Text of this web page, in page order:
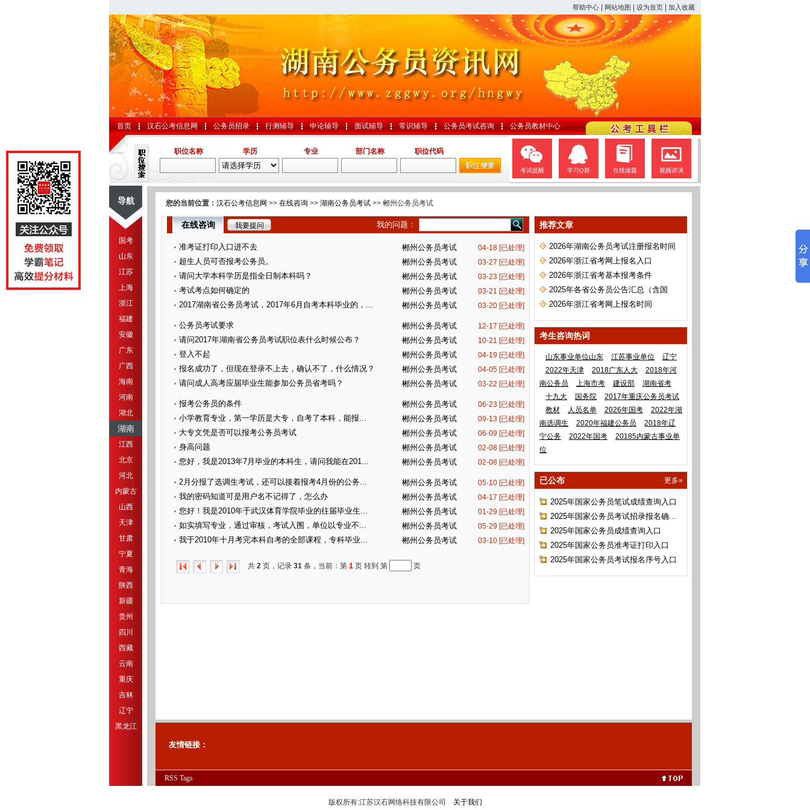
帮助中心 网站地图 设为首页 加入收藏
首页 汉石公考信息网 公务员招录 行测辅导 申论辅导 面试辅导 常识辅导 公务员考试咨询 公务员教材中心
职位名称 学历 专业 部门名称 职位代码
考试提醒 学习Q群 在线做题 视频讲演
导航
国考
山东
江苏
上海
浙江
福建
安徽
广东
广西
海南
河南
湖北
湖南
江西
北京
河北
内蒙古
山西
天津
甘肃
宁夏
青海
陕西
新疆
贵州
四川
西藏
云南
重庆
吉林
辽宁
黑龙江
您的当前位置： 汉石公考信息网 >> 在线咨询 >> 湖南公务员考试 >> 郴州公务员考试
在线咨询 我要提问 我的问题：
准考证打印入口进不去 郴州公务员考试 04-18 [已处理]
超生人员可否报考公务员。 郴州公务员考试 03-27 [已处理]
请问大学本科学历是指全日制本科吗？ 郴州公务员考试 03-23 [已处理]
考试考点如何确定的 郴州公务员考试 03-21 [已处理]
2017湖南省公务员考试，2017年6月自考本科毕业的，... 郴州公务员考试 03-20 [已处理]
公务员考试要求 郴州公务员考试 12-17 [已处理]
请问2017年湖南省公务员考试职位表什么时候公布？ 郴州公务员考试 10-21 [已处理]
登入不起 郴州公务员考试 04-19 [已处理]
报名成功了，但现在登录不上去，确认不了，什么情况？ 郴州公务员考试 04-05 [已处理]
请问成人高考应届毕业生能参加公务员省考吗？ 郴州公务员考试 03-22 [已处理]
报考公务员的条件 郴州公务员考试 06-23 [已处理]
小学教育专业，第一学历是大专，自考了本科，能报... 郴州公务员考试 09-13 [已处理]
大专文凭是否可以报考公务员考试 郴州公务员考试 06-09 [已处理]
身高问题 郴州公务员考试 02-08 [已处理]
您好，我是2013年7月毕业的本科生，请问我能在201... 郴州公务员考试 02-08 [已处理]
2月分报了选调生考试，还可以接着报考4月份的公务... 郴州公务员考试 05-10 [已处理]
我的密码知道可是用户名不记得了，怎么办 郴州公务员考试 04-17 [已处理]
您好！我是2010年于武汉体育学院毕业的往届毕业生... 郴州公务员考试 01-29 [已处理]
如实填写专业，通过审核，考试入围，单位以专业不... 郴州公务员考试 05-29 [已处理]
我于2010年十月考完本科自考的全部课程，专科毕业... 郴州公务员考试 03-10 [已处理]
共 2 页，记录 31 条，当前：第 1 页 转到 第 页
推荐文章
2026年湖南公务员考试注册报名时间
2026年浙江省考网上报名入口
2026年浙江省考基本报考条件
2025年各省公务员公告汇总（含国
考）
2026年浙江省考网上报名时间
考生咨询热词
山东事业单位山东 江苏事业单位
辽宁
2022年天津
2018广东人大
2018年河
南公务员
上海市考 建设部
湖南省考
十九大
国务院
2017年重庆公务员考试
教材
人员名单 2026年国考
2022年湖
南选调生
2020年福建公务员
2018年辽
宁公务
2022年国考
20185内蒙古事业单
位
已公布 更多»
2025年国家公务员笔试成绩查询入口
2025年国家公务员考试招录报名确...
2025年国家公务员成绩查询入口
2025年国家公务员准考证打印入口
2025年国家公务员考试报名序号入口
友情链接：
RSS Tags
版权所有:江苏汉石网络科技有限公司 关于我们